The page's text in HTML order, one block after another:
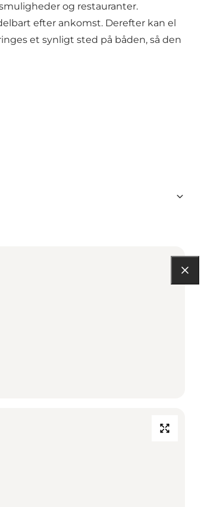
og restauranter.
efter ankomst. Derefter kan el
et synligt sted på båden, så den